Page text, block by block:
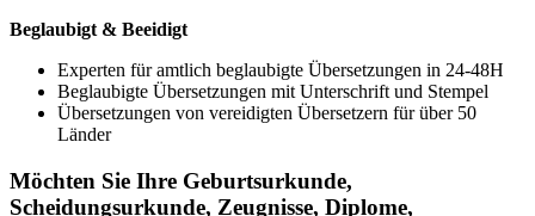
Beglaubigt & Beeidigt
Experten für amtlich beglaubigte Übersetzungen in 24-48H
Beglaubigte Übersetzungen mit Unterschrift und Stempel
Übersetzungen von vereidigten Übersetzern für über 50
Länder
Möchten Sie Ihre Geburtsurkunde,
Scheidungsurkunde, Zeugnisse, Diplome,